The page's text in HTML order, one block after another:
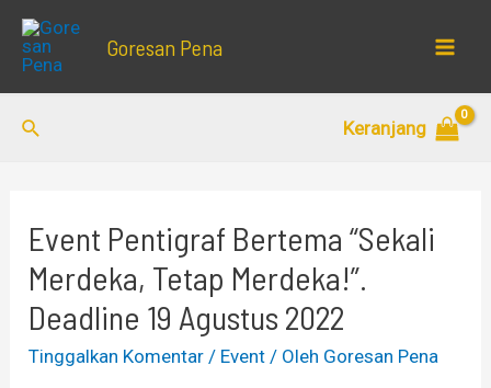
Lewati
Goresan Pena
Cari Keranjang
Event Pentigraf Bertema “Sekali
Merdeka, Tetap Merdeka!”.
Deadline 19 Agustus 2022
Tinggalkan Komentar / Event / Oleh Goresan Pena